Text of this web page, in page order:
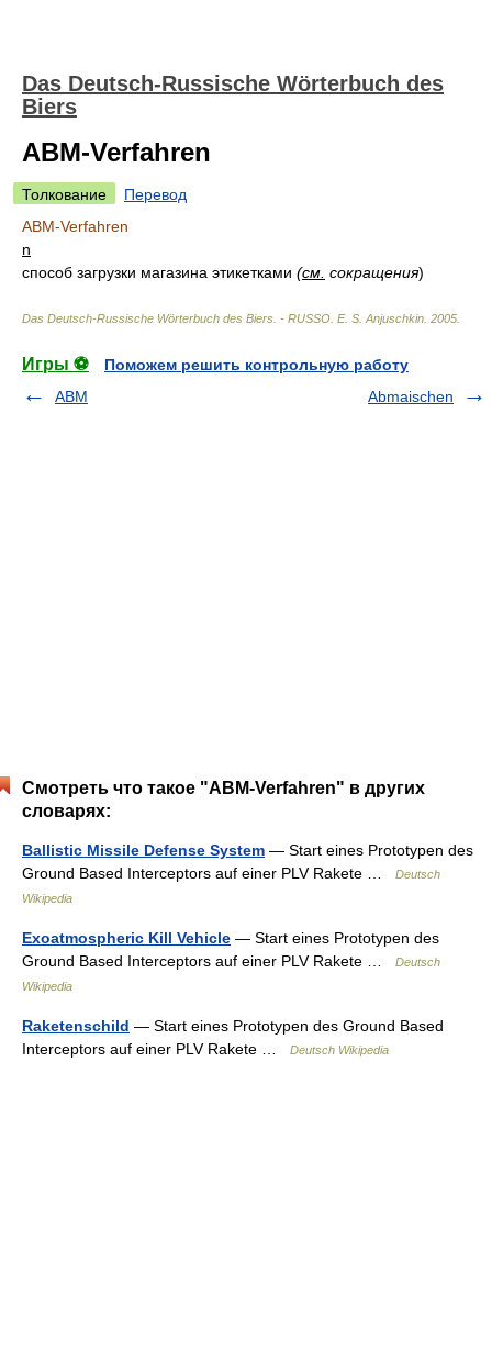
Das Deutsch-Russische Wörterbuch des
Biers
ABM-Verfahren
Толкование
Перевод
ABM-Verfahren
n
способ загрузки магазина этикетками (см. сокращения)
Das Deutsch-Russische Wörterbuch des Biers. - RUSSO E. S. Anjuschkin 2005
Игры ⚽
Поможем решить контрольную работу
ABM
Abmaischen
Смотреть что такое "ABM-Verfahren" в других
словарях:
Ballistic Missile Defense System — Start eines Prototypen des
Ground Based Interceptors auf einer PLV Rakete …
Deutsch
Wikipedia
Exoatmospheric Kill Vehicle — Start eines Prototypen des
Ground Based Interceptors auf einer PLV Rakete …
Deutsch
Wikipedia
Raketenschild — Start eines Prototypen des Ground Based
Interceptors auf einer PLV Rakete …
Deutsch Wikipedia